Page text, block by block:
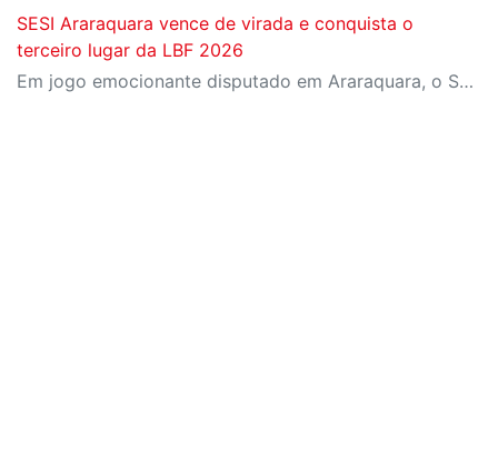
SESI Araraquara vence de virada e conquista o
terceiro lugar da LBF 2026
Em jogo emocionante disputado em Araraquara, o SESI Araraquara Basquete superou um déficit de quase 20 pontos, contou com o apoio massivo da torcida e derrotou o Cerrado BRB por 77 a 71, conquistando o terceiro lugar da LBF Loterias Caixa 2026